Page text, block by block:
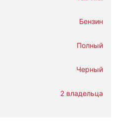
Бензин
Полный
Черный
2 владельца